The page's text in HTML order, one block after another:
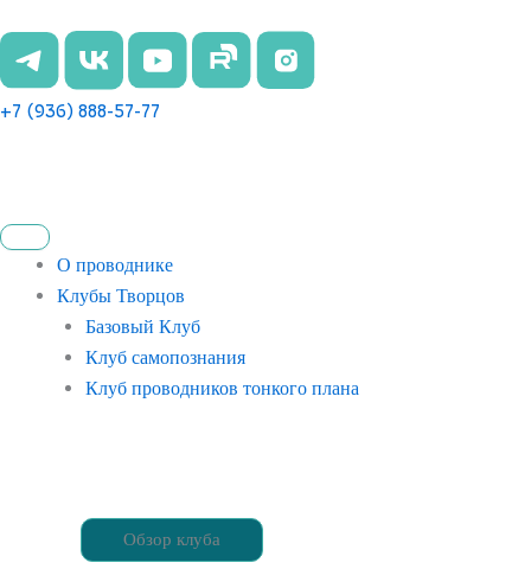
к
содержимому
+7 (936) 888-57-77
О проводнике
Клубы Творцов
Базовый Клуб
Клуб самопознания
Клуб проводников тонкого плана
Обзор клуба